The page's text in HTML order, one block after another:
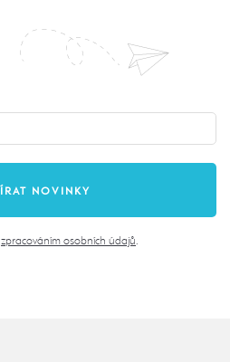
zpracováním osobních údajů.